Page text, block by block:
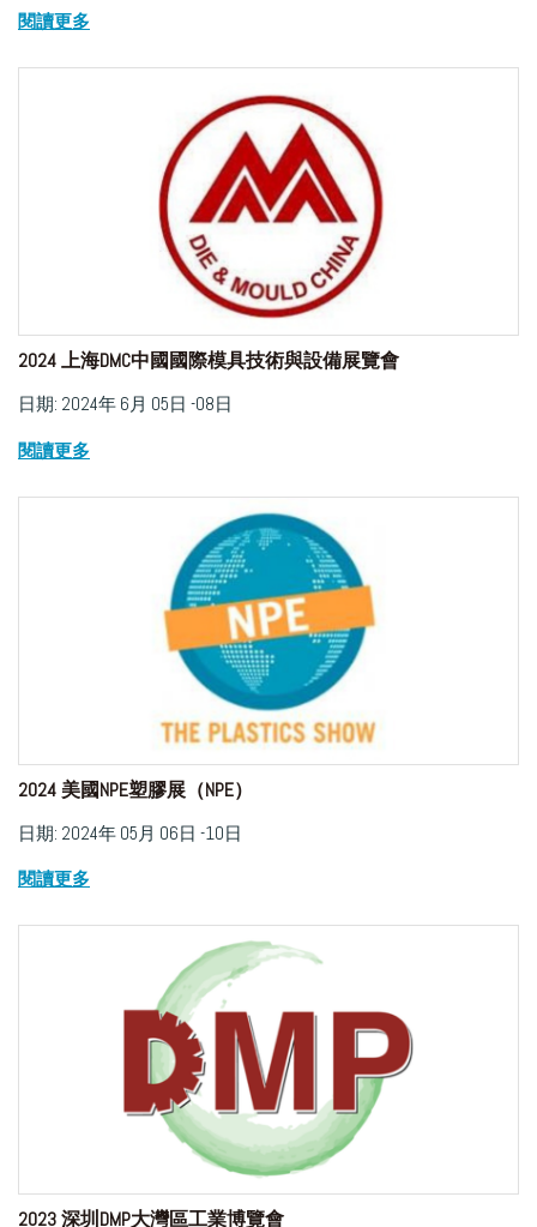
閱讀更多
2024 上海DMC中國國際模具技術與設備展覽會
日期: 2024年 6月 05日 -08日
閱讀更多
2024 美國NPE塑膠展（NPE）
日期: 2024年 05月 06日 -10日
閱讀更多
2023 深圳DMP大灣區工業博覽會